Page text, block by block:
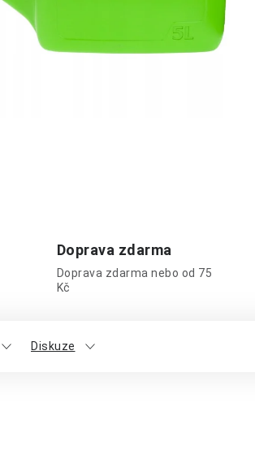
Doprava zdarma
Doprava zdarma nebo od 75
Kč
Diskuze